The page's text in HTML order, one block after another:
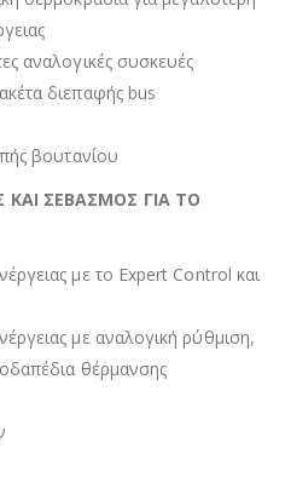
αναλογικές συσκευές
διεπαφής bus
βουτανίου
ΚΑΙ ΣΕΒΑΣΜΟΣ ΓΙΑ ΤΟ
με το Expert Control και
με αναλογική ρύθμιση,
θέρμανσης